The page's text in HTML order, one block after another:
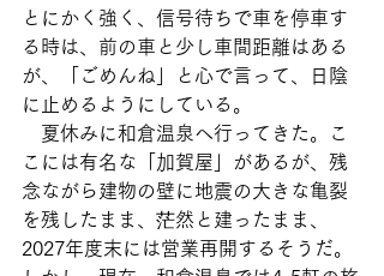
とにかく強く、信号待ちで車を停車す
る時は、前の車と少し車間距離はある
が、「ごめんね」と心で言って、日陰
に止めるようにしている。
夏休みに和倉温泉へ行ってきた。こ
こには有名な「加賀屋」があるが、残
念ながら建物の壁に地震の大きな亀裂
を残したまま、茫然と建ったまま、
2027年度末には営業再開するそうだ。